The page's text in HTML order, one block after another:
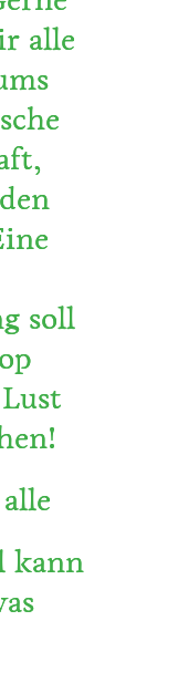
alle
soll
kann